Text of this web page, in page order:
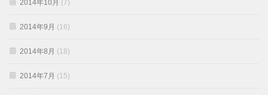
2014年10月 (7)
2014年9月 (16)
2014年8月 (18)
2014年7月 (15)